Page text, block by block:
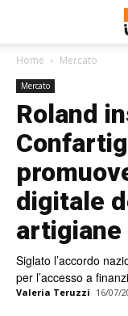
Home Mercato
Mercato
Roland
digitale
Siglato l’accordo
per l’accesso a
Valeria Teruzzi 16/07/